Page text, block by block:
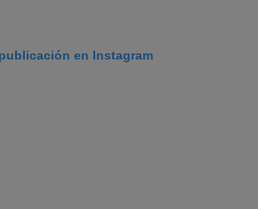
en Instagram